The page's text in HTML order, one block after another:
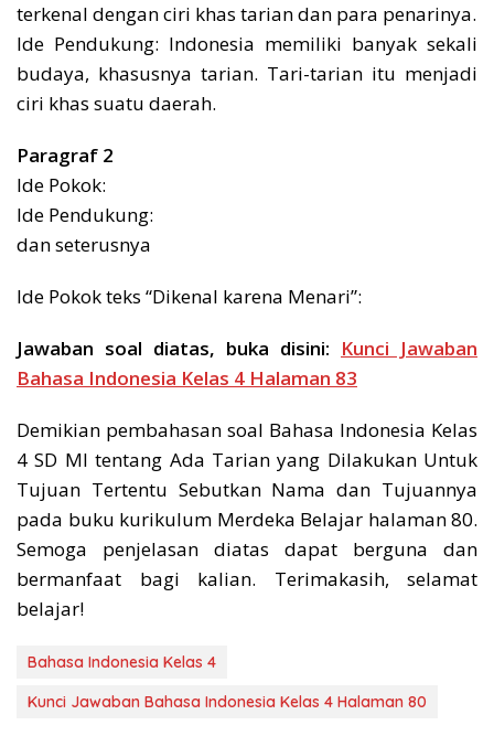
terkenal dengan ciri khas tarian dan para penarinya.
Ide Pendukung: Indonesia memiliki banyak sekali
budaya, khasusnya tarian. Tari-tarian itu menjadi
ciri khas suatu daerah.
Paragraf 2
Ide Pokok:
Ide Pendukung:
dan seterusnya
Ide Pokok teks “Dikenal karena Menari”:
Jawaban soal diatas, buka disini: Kunci Jawaban
Bahasa Indonesia Kelas 4 Halaman 83
Demikian pembahasan soal Bahasa Indonesia Kelas
4 SD MI tentang Ada Tarian yang Dilakukan Untuk
Tujuan Tertentu Sebutkan Nama dan Tujuannya
pada buku kurikulum Merdeka Belajar halaman 80.
Semoga penjelasan diatas dapat berguna dan
bermanfaat bagi kalian. Terimakasih, selamat
belajar!
Bahasa Indonesia Kelas 4
Kunci Jawaban Bahasa Indonesia Kelas 4 Halaman 80